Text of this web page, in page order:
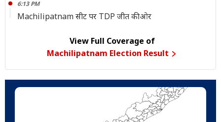
6:13 PM
Machilipatnam सीट पर TDP जीत की ओर
View Full Coverage of
Machilipatnam Election Result